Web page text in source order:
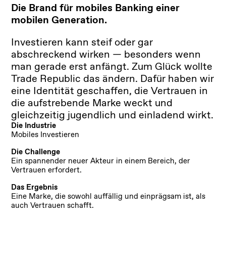
Die Brand für mobiles Banking einer
mobilen Generation.
Investieren kann steif oder gar
abschreckend wirken — besonders wenn
man gerade erst anfängt. Zum Glück wollte
Trade Republic das ändern. Dafür haben wir
eine Identität geschaffen, die Vertrauen in
die aufstrebende Marke weckt und
gleichzeitig jugendlich und einladend wirkt.
Die Industrie
Mobiles Investieren
Die Challenge
Ein spannender neuer Akteur in einem Bereich, der
Vertrauen erfordert.
Das Ergebnis
Eine Marke, die sowohl auffällig und einprägsam ist, als
auch Vertrauen schafft.